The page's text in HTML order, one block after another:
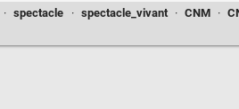
· spectacle · spectacle_vivant · CNM ·